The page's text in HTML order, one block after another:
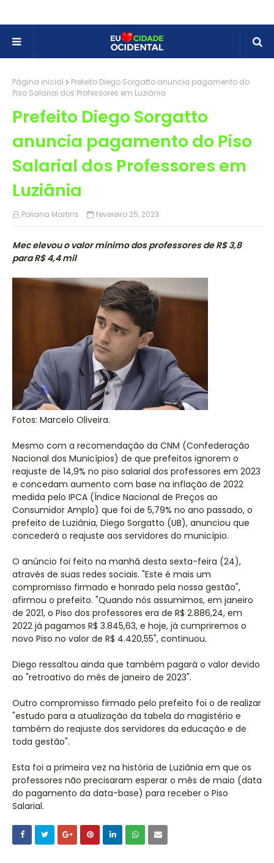
Página inicial
Prefeito Diego Sorgatto anuncia pagamento do
Piso Salarial dos Professores em Luziânia
Prefeito Diego Sorgatto
anuncia pagamento do Piso
Salarial dos Professores em
Luziânia
Poliana Martins fevereiro 25, 2023
Mec elevou o valor mínimo dos professores de R$ 3,8
para R$ 4,4 mil
Fotos: Marcelo Oliveira.
Mesmo com a recomendação da CNM (Confederação
Nacional dos Municípios) de que prefeitos ignorem o
reajuste de 14,9% no piso salarial dos professores em 2023
e concedam aumento com base na inflação de 2022
medida pelo IPCA (Índice Nacional de Preços ao
Consumidor Amplo) que foi de 5,79% no ano passado, o
prefeito de Luziânia, Diego Sorgatto (UB), anunciou que
concederá o reajuste aos servidores do município.
O anúncio foi feito na manhã desta sexta-feira (24),
através de suas redes sociais. "Este é mais um
compromisso firmado e honrado pela nossa gestão",
afirmou o prefeito. "Quando nós assumimos, em janeiro
de 2021, o Piso dos professores era de R$ 2.886,24, em
2022 já pagamos R$ 3.845,63, e hoje, já cumpriremos o
novo Piso no valor de R$ 4.420,55", continuou.
Diego ressaltou ainda que também pagará o valor devido
ao "retroativo do mês de janeiro de 2023".
Outro compromisso firmado pelo prefeito foi o de realizar
"estudo para a atualização da tabela do magistério e
também do reajuste dos servidores da educação e de
toda gestão".
Esta foi a primeira vez na história de Luziânia em que os
professores não precisaram esperar o mês de maio (data
do pagamento da data-base) para receber o Piso
Salarial.